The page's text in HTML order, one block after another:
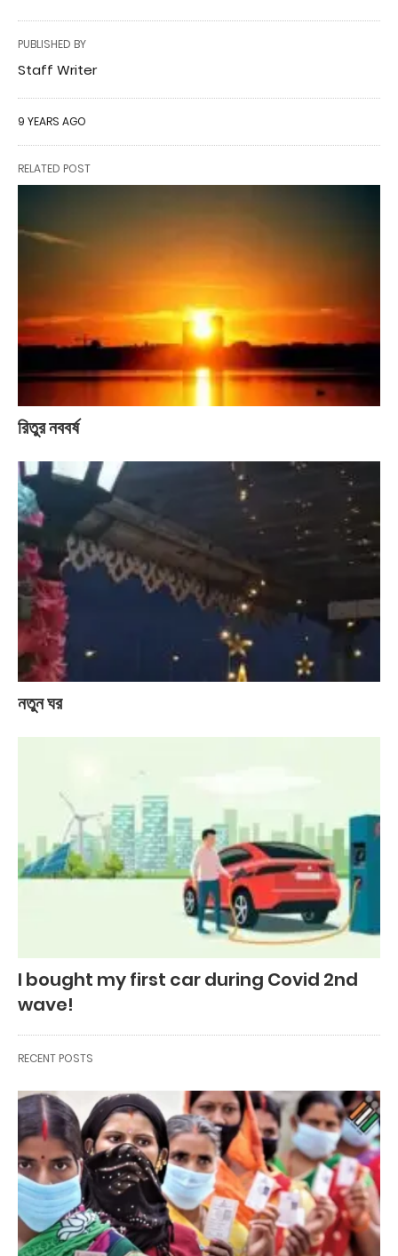
PUBLISHED BY
Staff Writer
9 YEARS AGO
RELATED POST
রিতুর নববর্ষ
নতুন ঘর
I bought my first car during Covid 2nd
wave!
RECENT POSTS